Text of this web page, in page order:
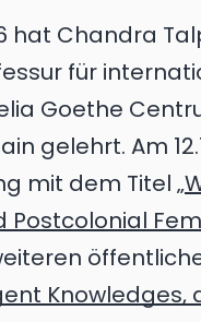
hat Chandra
für
Goethe
gelehrt. Am
mit dem Titel „